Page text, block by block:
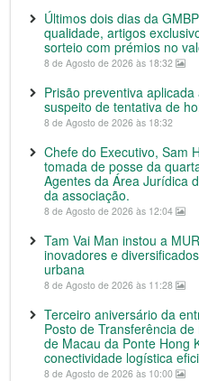
Últimos dois dias da
qualidade, artigos
sorteio com prémios no
8 de Agosto de 2026 às 18:32
Prisão preventiva
suspeito de tentativa de
8 de Agosto de 2026 às 18:32
Chefe do Executivo, Sam
tomada de posse da
Agentes da Área Jurídica
da associação.
8 de Agosto de 2026 às 12:04
Tam Vai Man instou a
inovadores e
urbana
8 de Agosto de 2026 às 11:28
Terceiro aniversário da
Posto de Transferência
de Macau da Ponte Hong
conectividade logística
8 de Agosto de 2026 às 10:00